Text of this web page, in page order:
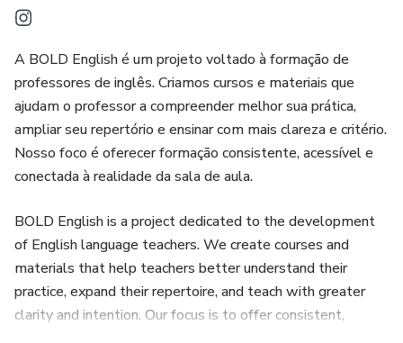
A BOLD English é um projeto voltado à formação de
professores de inglês. Criamos cursos e materiais que
ajudam o professor a compreender melhor sua prática,
ampliar seu repertório e ensinar com mais clareza e critério.
Nosso foco é oferecer formação consistente, acessível e
conectada à realidade da sala de aula.
BOLD English is a project dedicated to the development
of English language teachers. We create courses and
materials that help teachers better understand their
practice, expand their repertoire, and teach with greater
clarity and intention. Our focus is to offer consistent,